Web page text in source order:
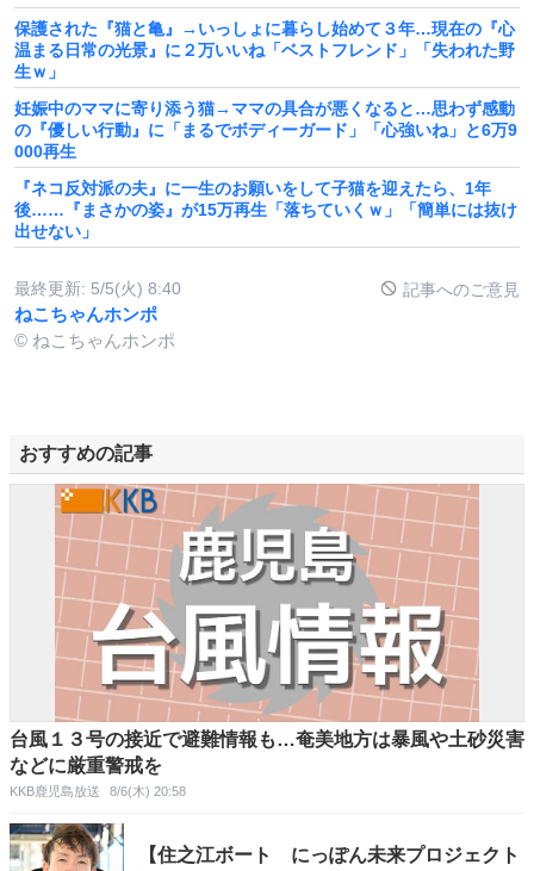
保護された『猫と亀』→いっしょに暮らし始めて３年…現在の『心
温まる日常の光景』に２万いいね「ベストフレンド」「失われた野
生ｗ」
妊娠中のママに寄り添う猫→ママの具合が悪くなると…思わず感動
の『優しい行動』に「まるでボディーガード」「心強いね」と6万9
000再生
『ネコ反対派の夫』に一生のお願いをして子猫を迎えたら、1年
後……『まさかの姿』が15万再生「落ちていくｗ」「簡単には抜け
出せない」
最終更新: 5/5(火) 8:40 記事へのご意見
ねこちゃんホンポ
© ねこちゃんホンポ
おすすめの記事
台風１３号の接近で避難情報も…奄美地方は暴風や土砂災害
などに厳重警戒を
KKB鹿児島放送 8/6(木) 20:58
【住之江ボート にっぽん未来プロジェクト